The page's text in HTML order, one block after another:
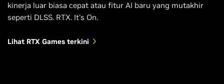
kinerja luar biasa cepat atau fitur AI baru yang mutakhir
seperti DLSS. RTX. It's On.
Lihat RTX Games terkini